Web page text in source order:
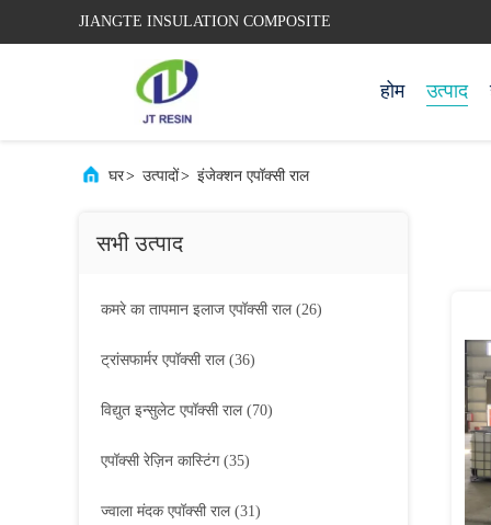
JIANGTE INSULATION COMPOSITE
होम उत्पाद
घर> उत्पादों> इंजेक्शन एपॉक्सी राल
सभी उत्पाद
कमरे का तापमान इलाज एपॉक्सी राल (26)
ट्रांसफार्मर एपॉक्सी राल (36)
विद्युत इन्सुलेट एपॉक्सी राल (70)
एपॉक्सी रेज़िन कास्टिंग (35)
ज्वाला मंदक एपॉक्सी राल (31)